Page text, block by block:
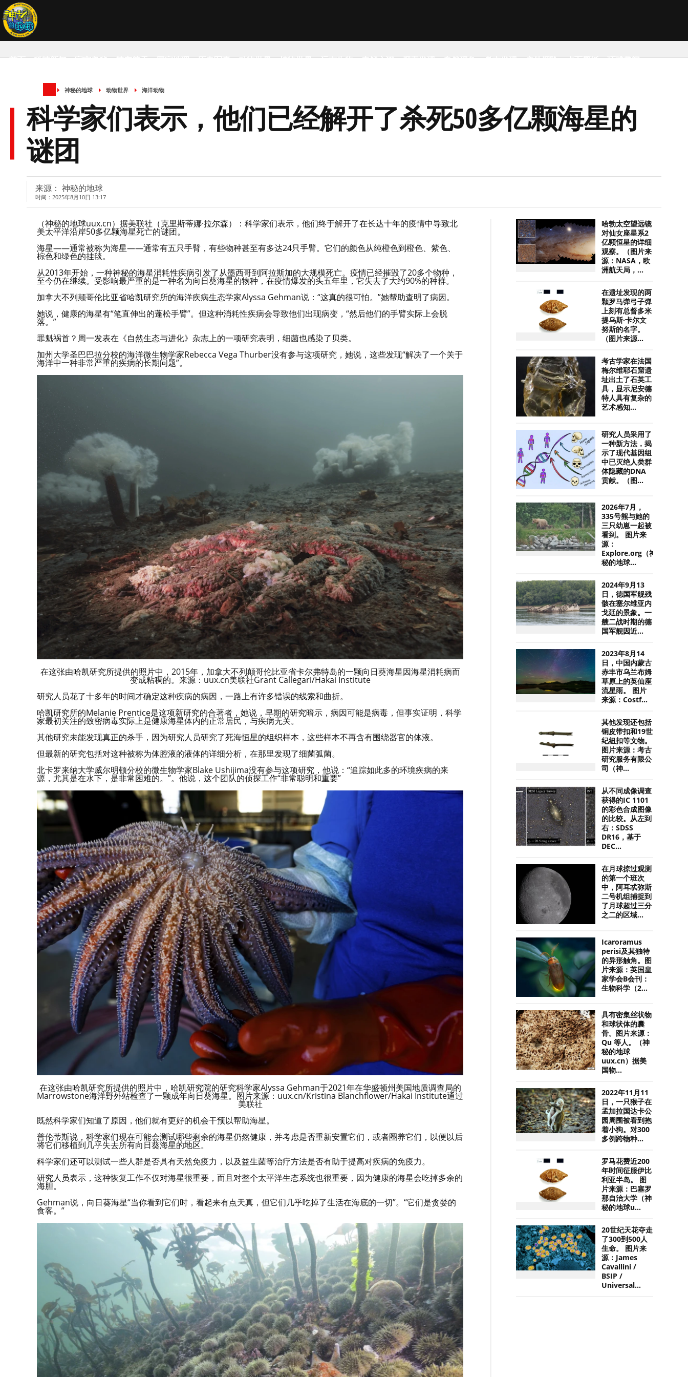
首页 科技新知 宇宙奥秘 航空航天 国家地理 历史军事 动物世界 植物世界 远古生物 未解之谜 探索发现 自然现象 考古发现 户外探险 桌面壁纸 环球趣闻
神秘的地球 动物世界 海洋动物
科学家们表示，他们已经解开了杀死50多亿颗海星的
谜团
来源： 神秘的地球
时间：2025年8月10日 13:17
（神秘的地球uux.cn）据美联社（克里斯蒂娜·拉尔森）：科学家们表示，他们终于解开了在长达十年的疫情中导致北
美太平洋沿岸50多亿颗海星死亡的谜团。
海星——通常被称为海星——通常有五只手臂，有些物种甚至有多达24只手臂。它们的颜色从纯橙色到橙色、紫色、
棕色和绿色的挂毯。
从2013年开始，一种神秘的海星消耗性疾病引发了从墨西哥到阿拉斯加的大规模死亡。疫情已经摧毁了20多个物种，
至今仍在继续。受影响最严重的是一种名为向日葵海星的物种，在疫情爆发的头五年里，它失去了大约90%的种群。
加拿大不列颠哥伦比亚省哈凯研究所的海洋疾病生态学家Alyssa Gehman说：“这真的很可怕。”她帮助查明了病因。
她说，健康的海星有“笔直伸出的蓬松手臂”。但这种消耗性疾病会导致他们出现病变，“然后他们的手臂实际上会脱
落。”
罪魁祸首？周一发表在《自然生态与进化》杂志上的一项研究表明，细菌也感染了贝类。
加州大学圣巴巴拉分校的海洋微生物学家Rebecca Vega Thurber没有参与这项研究，她说，这些发现“解决了一个关于
海洋中一种非常严重的疾病的长期问题”。
在这张由哈凯研究所提供的照片中，2015年，加拿大不列颠哥伦比亚省卡尔弗特岛的一颗向日葵海星因海星消耗病而
变成粘稠的。来源：uux.cn美联社Grant Callegari/Hakai Institute
研究人员花了十多年的时间才确定这种疾病的病因，一路上有许多错误的线索和曲折。
哈凯研究所的Melanie Prentice是这项新研究的合著者，她说，早期的研究暗示，病因可能是病毒，但事实证明，科学
家最初关注的致密病毒实际上是健康海星体内的正常居民，与疾病无关。
其他研究未能发现真正的杀手，因为研究人员研究了死海恒星的组织样本，这些样本不再含有围绕器官的体液。
但最新的研究包括对这种被称为体腔液的液体的详细分析，在那里发现了细菌弧菌。
北卡罗来纳大学威尔明顿分校的微生物学家Blake Ushijima没有参与这项研究，他说：“追踪如此多的环境疾病的来
源，尤其是在水下，是非常困难的。”。他说，这个团队的侦探工作“非常聪明和重要”
在这张由哈凯研究所提供的照片中，哈凯研究院的研究科学家Alyssa Gehman于2021年在华盛顿州美国地质调查局的
Marrowstone海洋野外站检查了一颗成年向日葵海星。图片来源：uux.cn/Kristina Blanchflower/Hakai Institute通过
美联社
既然科学家们知道了原因，他们就有更好的机会干预以帮助海星。
普伦蒂斯说，科学家们现在可能会测试哪些剩余的海星仍然健康，并考虑是否重新安置它们，或者圈养它们，以便以后
将它们移植到几乎失去所有向日葵海星的地区。
科学家们还可以测试一些人群是否具有天然免疫力，以及益生菌等治疗方法是否有助于提高对疾病的免疫力。
研究人员表示，这种恢复工作不仅对海星很重要，而且对整个太平洋生态系统也很重要，因为健康的海星会吃掉多余的
海胆。
Gehman说，向日葵海星“当你看到它们时，看起来有点天真，但它们几乎吃掉了生活在海底的一切”。“它们是贪婪的
食客。”
哈勃太空望远镜
对仙女座星系2
亿颗恒星的详细
观察。（图片来
源：NASA，欧
洲航天局，...
在遗址发现的两
颗罗马弹弓子弹
上刻有总督多米
提乌斯·卡尔文
努斯的名字。
（图片来源...
考古学家在法国
梅尔维耶石窟遗
址出土了石英工
具，显示尼安德
特人具有复杂的
艺术感知...
研究人员采用了
一种新方法，揭
示了现代基因组
中已灭绝人类群
体隐藏的DNA
贡献。（图...
2026年7月，
335号熊与她的
三只幼崽一起被
看到。 图片来
源：
Explore.org（神
秘的地球...
2024年9月13
日，德国军舰残
骸在塞尔维亚内
戈廷的景象。一
艘二战时期的德
国军舰因近...
2023年8月14
日，中国内蒙古
赤丰市乌兰布姆
草原上的英仙座
流星雨。 图片
来源：Costf...
其他发现还包括
铜皮带扣和19世
纪纽扣等文物。
图片来源：考古
研究服务有限公
司（神...
从不同成像调查
获得的IC 1101
的彩色合成图像
的比较。从左到
右：SDSS
DR16，基于
DEC...
在月球掠过观测
的第一个班次
中，阿耳忒弥斯
二号机组捕捉到
了月球超过三分
之二的区域...
Icaroramus
perisi及其独特
的异形触角。图
片来源：英国皇
家学会B会刊：
生物科学（2...
具有密集丝状物
和球状体的囊
骨。图片来源：
Qu 等人。（神
秘的地球
uux.cn）据美
国物...
2022年11月11
日，一只猴子在
孟加拉国达卡公
园周围被看到抱
着小狗。对300
多例跨物种...
罗马花费近200
年时间征服伊比
利亚半岛。 图
片来源：巴塞罗
那自治大学（神
秘的地球u...
20世纪天花夺走
了300到500人
生命。 图片来
源：James
Cavallini /
BSIP /
Universal...